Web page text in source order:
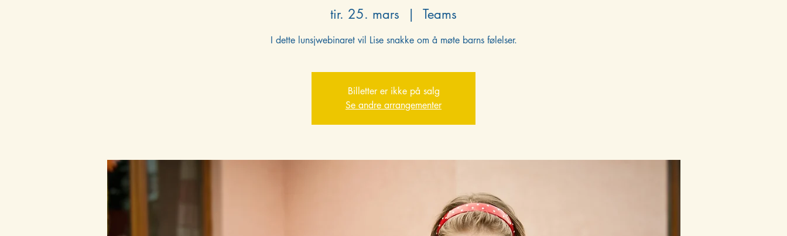
tir. 25. mars
  |
Teams
I dette lunsjwebinaret vil Lise snakke om å møte barns følelser.
Billetter er ikke på salg
Se andre arrangementer